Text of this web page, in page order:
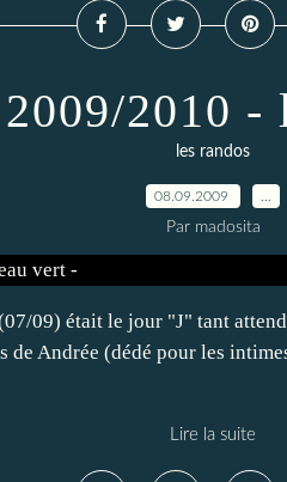
2010 -
les randos
08.09.2009
Par madosita
09) était le jour "J" tant
de Andrée (dédé pour les
Lire la suite